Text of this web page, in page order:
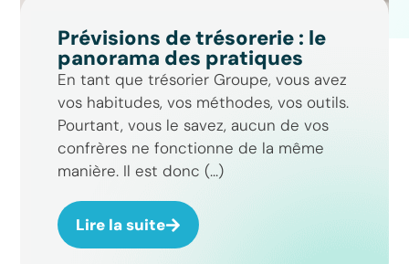
Prévisions de trésorerie : le
panorama des pratiques
En tant que trésorier Groupe, vous avez
vos habitudes, vos méthodes, vos outils.
Pourtant, vous le savez, aucun de vos
confrères ne fonctionne de la même
manière. Il est donc (...)
Lire la suite